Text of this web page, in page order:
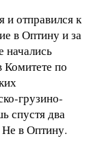
и отправился к
в Оптину и за
начались
Комитете по
грузино-
спустя два
Не в Оптину.